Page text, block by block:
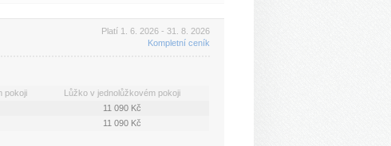
Platí 1. 6. 2026 - 31. 8. 2026
Kompletní ceník
pokoji
Lůžko v jednolůžkovém pokoji
11 090 Kč
11 090 Kč